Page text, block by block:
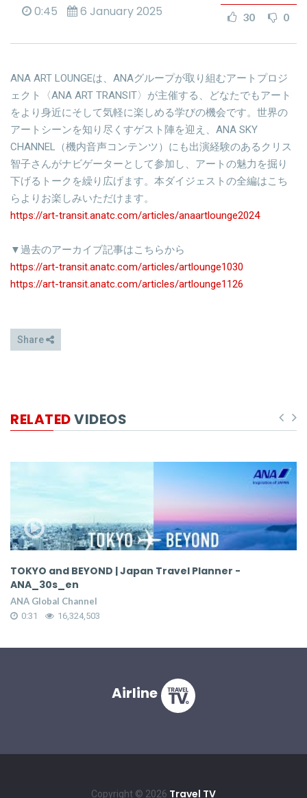
0:45 6 January 2025 30 0
ANA ART LOUNGEは、ANAグループが取り組むアートプロジ
ェクト〈ANA ART TRANSIT〉が主催する、どなたでもアート
をより身近にそして気軽に楽しめる学びの機会です。世界の
アートシーンを知り尽くすゲスト陣を迎え、ANA SKY
CHANNEL（機内音声コンテンツ）にも出演経験のあるクリス
智子さんがナビゲーターとして参加し、アートの魅力を掘り
下げるトークを繰り広げます。本ダイジェストの全編はこち
らよりお楽しみいただけます。
https://art-transit.anatc.com/articles/anaartlounge2024
▼過去のアーカイブ記事はこちらから
https://art-transit.anatc.com/articles/artlounge1030
https://art-transit.anatc.com/articles/artlounge1126
Share
RELATEDVIDEOS
TOKYO and BEYOND | Japan Travel Planner -
ANA_30s_en
ANA Global Channel
0:31 16,324,503
Airline
Copyright © 2026 Travel TV